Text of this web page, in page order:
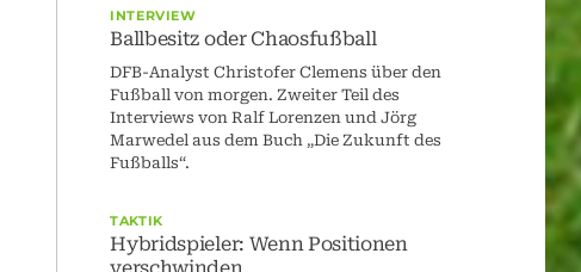
INTERVIEW
Ballbesitz oder Chaosfußball
DFB-Analyst Christofer Clemens über den
Fußball von morgen. Zweiter Teil des
Interviews von Ralf Lorenzen und Jörg
Marwedel aus dem Buch „Die Zukunft des
Fußballs“.
TAKTIK
Hybridspieler: Wenn Positionen